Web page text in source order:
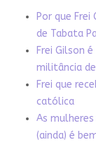
Por que Frei
de Tabata
Frei Gilson
militância
Frei que
católica
As mulheres
(ainda) é